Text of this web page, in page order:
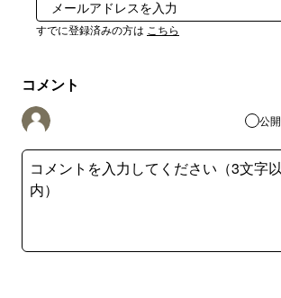
すでに登録済みの方は こちら
コメント
公開